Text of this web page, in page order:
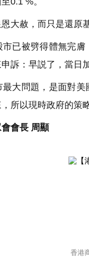
大赦，而只是還原
已被劈得體無完膚
訴：早説了，當日
大問題，是面對美
所以現時政府的策
會長 周顯
香港